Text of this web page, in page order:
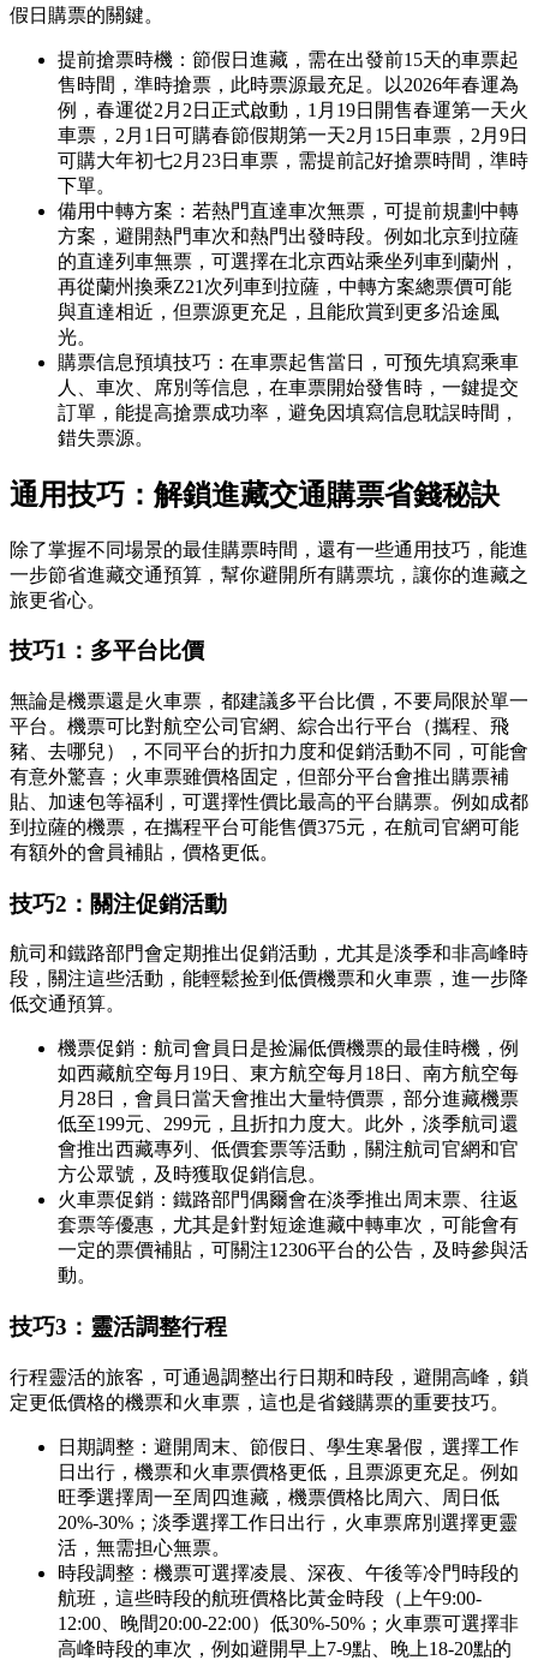
假日購票的關鍵。
提前搶票時機：節假日進藏，需在出發前15天的車票起
售時間，準時搶票，此時票源最充足。以2026年春運為
例，春運從2月2日正式啟動，1月19日開售春運第一天火
車票，2月1日可購春節假期第一天2月15日車票，2月9日
可購大年初七2月23日車票，需提前記好搶票時間，準時
下單。
備用中轉方案：若熱門直達車次無票，可提前規劃中轉
方案，避開熱門車次和熱門出發時段。例如北京到拉薩
的直達列車無票，可選擇在北京西站乘坐列車到蘭州，
再從蘭州換乘Z21次列車到拉薩，中轉方案總票價可能
與直達相近，但票源更充足，且能欣賞到更多沿途風
光。
購票信息預填技巧：在車票起售當日，可预先填寫乘車
人、車次、席別等信息，在車票開始發售時，一鍵提交
訂單，能提高搶票成功率，避免因填寫信息耽誤時間，
錯失票源。
通用技巧：解鎖進藏交通購票省錢秘訣
除了掌握不同場景的最佳購票時間，還有一些通用技巧，能進
一步節省進藏交通預算，幫你避開所有購票坑，讓你的進藏之
旅更省心。
技巧1：多平台比價
無論是機票還是火車票，都建議多平台比價，不要局限於單一
平台。機票可比對航空公司官網、綜合出行平台（攜程、飛
豬、去哪兒），不同平台的折扣力度和促銷活動不同，可能會
有意外驚喜；火車票雖價格固定，但部分平台會推出購票補
貼、加速包等福利，可選擇性價比最高的平台購票。例如成都
到拉薩的機票，在攜程平台可能售價375元，在航司官網可能
有額外的會員補貼，價格更低。
技巧2：關注促銷活動
航司和鐵路部門會定期推出促銷活動，尤其是淡季和非高峰時
段，關注這些活動，能輕鬆捡到低價機票和火車票，進一步降
低交通預算。
機票促銷：航司會員日是捡漏低價機票的最佳時機，例
如西藏航空每月19日、東方航空每月18日、南方航空每
月28日，會員日當天會推出大量特價票，部分進藏機票
低至199元、299元，且折扣力度大。此外，淡季航司還
會推出西藏專列、低價套票等活動，關注航司官網和官
方公眾號，及時獲取促銷信息。
火車票促銷：鐵路部門偶爾會在淡季推出周末票、往返
套票等優惠，尤其是針對短途進藏中轉車次，可能會有
一定的票價補貼，可關注12306平台的公告，及時參與活
動。
技巧3：靈活調整行程
行程靈活的旅客，可通過調整出行日期和時段，避開高峰，鎖
定更低價格的機票和火車票，這也是省錢購票的重要技巧。
日期調整：避開周末、節假日、學生寒暑假，選擇工作
日出行，機票和火車票價格更低，且票源更充足。例如
旺季選擇周一至周四進藏，機票價格比周六、周日低
20%-30%；淡季選擇工作日出行，火車票席別選擇更靈
活，無需担心無票。
時段調整：機票可選擇凌晨、深夜、午後等冷門時段的
航班，這些時段的航班價格比黃金時段（上午9:00-
12:00、晚間20:00-22:00）低30%-50%；火車票可選擇非
高峰時段的車次，例如避開早上7-9點、晚上18-20點的